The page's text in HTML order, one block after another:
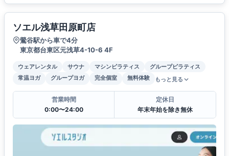
ソエル浅草田原町店
鶯谷駅から車で4分
東京都台東区元浅草4-10-6 4F
ウェアレンタル サウナ マシンピラティス
グループピラティス
常温ヨガ
グループヨガ 完全個室 無料体験 もっと見る
営業時間
0:00〜24:00
定休日
年末年始を除き無休